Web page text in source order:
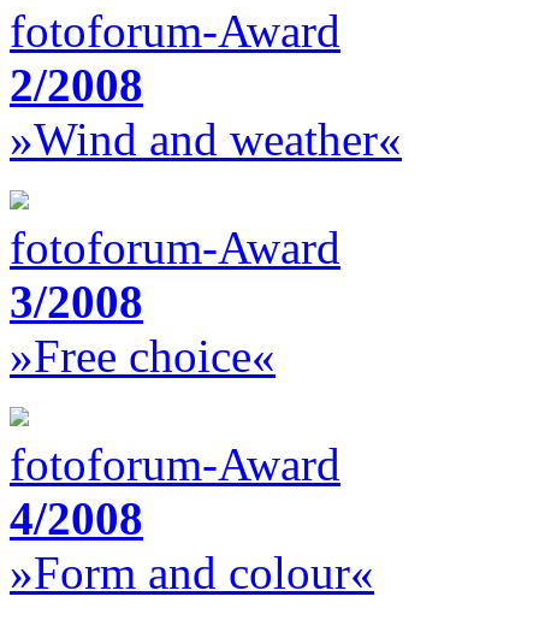
fotoforum-Award
2/2008
»Wind and weather«
fotoforum-Award
3/2008
»Free choice«
fotoforum-Award
4/2008
»Form and colour«